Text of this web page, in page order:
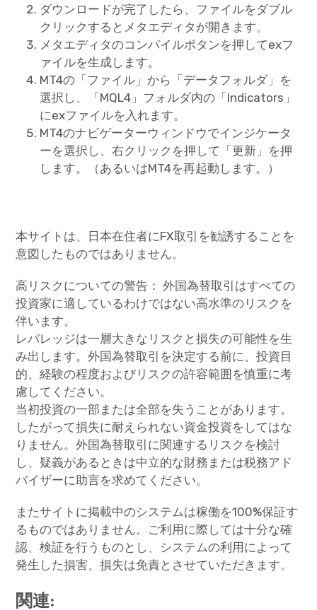
ダウンロードが完了したら、ファイルをダブル
クリックするとメタエディタが開きます。
メタエディタのコンパイルボタンを押してexフ
ァイルを生成します。
MT4の「ファイル」から「データフォルダ」を
選択し、「MQL4」フォルダ内の「Indicators」
にexファイルを入れます。
MT4のナビゲーターウィンドウでインジケータ
ーを選択し、右クリックを押して「更新」を押
します。（あるいはMT4を再起動します。）
本サイトは、日本在住者にFX取引を勧誘することを
意図したものではありません。
高リスクについての警告： 外国為替取引はすべての
投資家に適しているわけではない高水準のリスクを
伴います。
レバレッジは一層大きなリスクと損失の可能性を生
み出します。外国為替取引を決定する前に、投資目
的、経験の程度およびリスクの許容範囲を慎重に考
慮してください。
当初投資の一部または全部を失うことがあります。
したがって損失に耐えられない資金投資をしてはな
りません。外国為替取引に関連するリスクを検討
し、疑義があるときは中立的な財務または税務アド
バイザーに助言を求めてください。
またサイトに掲載中のシステムは稼働を100%保証す
るものではありません。ご利用に際しては十分な確
認、検証を行うものとし、システムの利用によって
発生した損害、損失は免責とさせていただきます。
関連: